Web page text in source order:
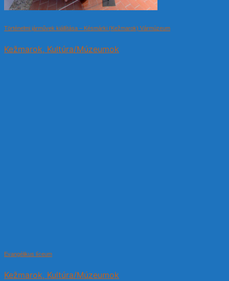
Történelmi járművek kiállítása – Késmárki (Kežmarok) Vármúzeum
Kežmarok, Kultúra/Múzeumok
Evangélikus líceum
Kežmarok, Kultúra/Múzeumok